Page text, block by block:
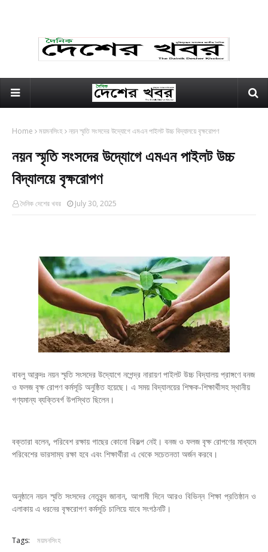
Home ময়মনসিংহ নয়ন স্মৃতি সংসদের উদ্যোগে এমএন পাইলট উচ্চ বিদ্যালয়ে বৃক্ষরোপণ
নয়ন স্মৃতি সংসদের উদ্যোগে এমএন পাইলট উচ্চ
বিদ্যালয়ে বৃক্ষরোপণ
দৈনিক দেশের খবর July 30, 2025
বাবলু আকন্দঃ নয়ন স্মৃতি সংসদের উদ্যোগে নগেন্দ্র নারায়ণ পাইলট উচ্চ বিদ্যালয় প্রাঙ্গণে বনজ
ও ফলজ বৃক্ষ রোপণ কর্মসূচি অনুষ্ঠিত হয়েছে। এ সময় বিদ্যালয়ের শিক্ষক-শিক্ষার্থীসহ স্থানীয়
গণ্যমান্য ব্যক্তিবর্গ উপস্থিত ছিলেন।
বক্তারা বলেন, পরিবেশ রক্ষায় গাছের কোনো বিকল্প নেই। বনজ ও ফলজ বৃক্ষ রোপণের মাধ্যমে
পরিবেশের ভারসাম্য রক্ষা হবে এবং শিক্ষার্থীরা এ থেকে সচেতনতা অর্জন করবে।
অনুষ্ঠানে নয়ন স্মৃতি সংসদের নেতৃবৃন্দ জানান, আগামী দিনে আরও বিভিন্ন শিক্ষা প্রতিষ্ঠান ও
এলাকায় এ ধরনের বৃক্ষরোপণ কর্মসূচি চালিয়ে যাবে সংগঠনটি।
Tags: ময়মনসিংহ